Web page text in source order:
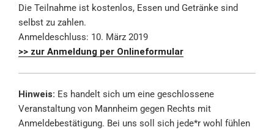
Die Teilnahme ist kostenlos, Essen und Getränke sind
selbst zu zahlen.
Anmeldeschluss: 10. März 2019
>> zur Anmeldung per Onlineformular
Hinweis: Es handelt sich um eine geschlossene
Veranstaltung von Mannheim gegen Rechts mit
Anmeldebestätigung. Bei uns soll sich jede*r wohl fühlen